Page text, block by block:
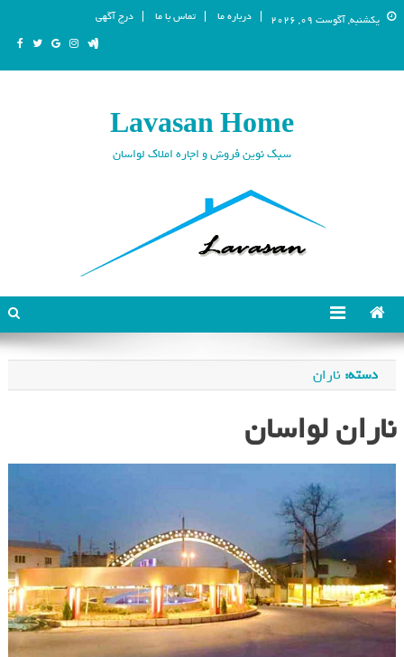
یکشنبه, آگوست 09, 2026 درباره ما تماس با ما درج آگهی
Lavasan Home
سبک نوین فروش و اجاره املاک لواسان
دسته: ناران
ناران لواسان